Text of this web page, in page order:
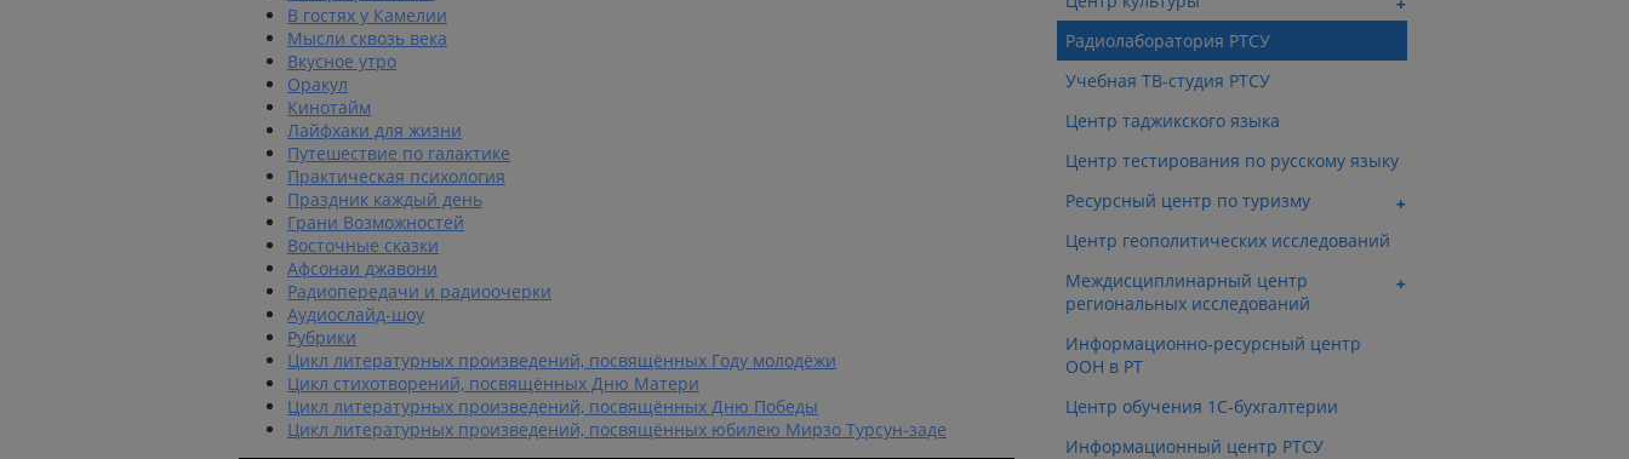
В гостях у Камелии
Мысли сквозь века
Вкусное утро
Оракул
Кинотайм
Лайфхаки для жизни
Путешествие по галактике
Практическая психология
Праздник каждый день
Грани Возможностей
Восточные сказки
Афсонаи джавони
Радиопередачи и радиоочерки
Аудиослайд-шоу
Рубрики
Цикл литературных произведений, посвящённых Году молодёжи
Цикл стихотворений, посвящённых Дню Матери
Цикл литературных произведений, посвящённых Дню Победы
Цикл литературных произведений, посвящённых юбилею Мирзо Турсун-заде
Радиолаборатория РТСУ
Учебная ТВ-студия РТСУ
Центр таджикского языка
Центр тестирования по русскому языку
Ресурсный центр по туризму
Центр геополитических исследований
Междисциплинарный центр
региональных исследований
Информационно-ресурсный центр
ООН в РТ
Центр обучения 1С-бухгалтерии
Информационный центр РТСУ